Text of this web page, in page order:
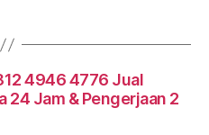
4946 4776 Jual
24 Jam & Pengerjaan 2